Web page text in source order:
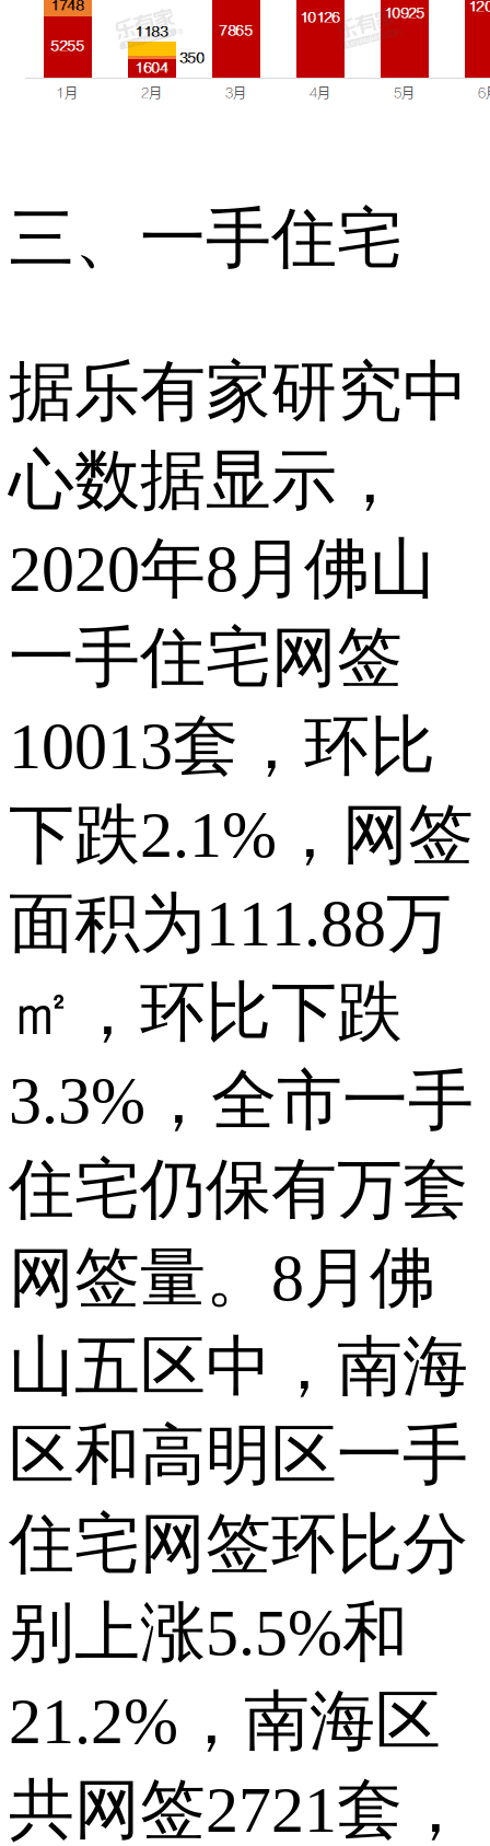
三、一手住宅
据乐有家研究中
心数据显示，
2020年8月佛山
一手住宅网签
10013套，环比
下跌2.1%，网签
面积为111.88万
㎡，环比下跌
3.3%，全市一手
住宅仍保有万套
网签量。8月佛
山五区中，南海
区和高明区一手
住宅网签环比分
别上涨5.5%和
21.2%，南海区
共网签2721套，